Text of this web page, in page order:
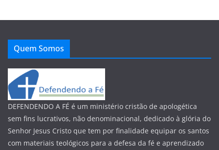
Quem Somos
DEFENDENDO A FÉ é um ministério cristão de apologética
sem fins lucrativos, não denominacional, dedicado à glória do
Senhor Jesus Cristo que tem por finalidade equipar os santos
com materiais teológicos para a defesa da fé e aprendizado